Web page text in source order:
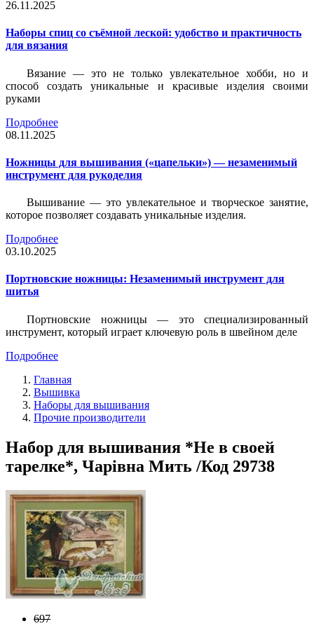
26.11.2025
Наборы спиц со съёмной леской: удобство и практичность
для вязания
Вязание — это не только увлекательное хобби, но и
способ создать уникальные и красивые изделия своими
руками
Подробнее
08.11.2025
Ножницы для вышивания («цапельки») — незаменимый
инструмент для рукоделия
Вышивание — это увлекательное и творческое занятие,
которое позволяет создавать уникальные изделия.
Подробнее
03.10.2025
Портновские ножницы: Незаменимый инструмент для
шитья
Портновские ножницы — это специализированный
инструмент, который играет ключевую роль в швейном деле
Подробнее
Главная
Вышивка
Наборы для вышивания
Прочие производители
Набор для вышивания *Не в своей
тарелке*, Чарiвна Мить /Код 29738
697